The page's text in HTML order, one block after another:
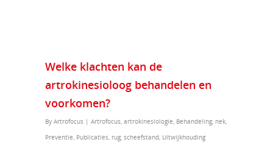
Welke klachten kan de
artrokinesioloog behandelen en
voorkomen?
By Artrofocus | Artrofocus, artrokinesiologie, Behandeling, nek,
Preventie, Publicaties, rug, scheefstand, Uitwijkhouding